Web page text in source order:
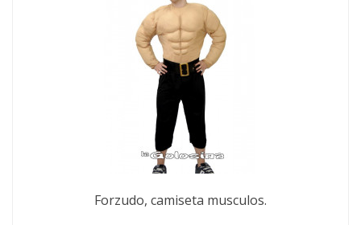
Forzudo, camiseta musculos.